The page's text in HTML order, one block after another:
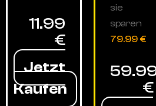
11.99
€
Jetzt
Kaufen
sie
sparen
79.99 €
€